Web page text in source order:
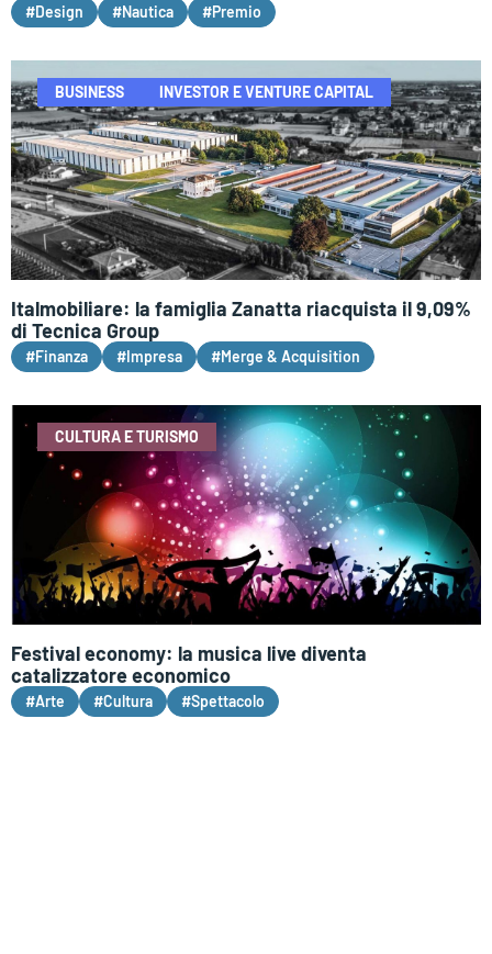
#Design #Nautica #Premio
BUSINESS INVESTOR E VENTURE CAPITAL
Italmobiliare: la famiglia Zanatta riacquista il 9,09%
di Tecnica Group
#Finanza #Impresa #Merge & Acquisition
CULTURA E TURISMO
Festival economy: la musica live diventa
catalizzatore economico
#Arte #Cultura #Spettacolo